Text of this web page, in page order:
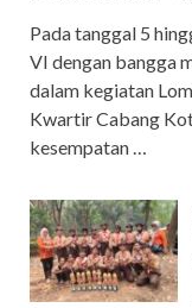
Pada tanggal 5
VI dengan bangga
dalam kegiatan
Kwartir Cabang
kesempatan …